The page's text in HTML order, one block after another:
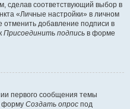
сделав соответствующий выбор в
«Личные настройки» в личном
добавление подписи в
Присоединить подпись в форме
первого сообщения темы
форму Создать опрос под